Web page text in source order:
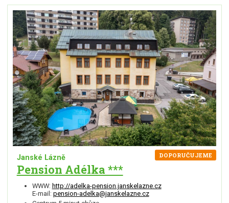
Janské Lázně
Pension Adélka ***
DOPORUČUJEME
WWW: http://adelka-pension.janskelazne.cz
E-mail: pension-adelka@janskelazne.cz